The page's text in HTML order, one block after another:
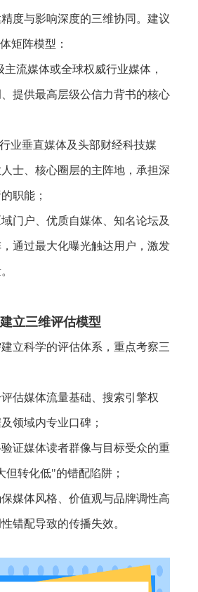
度与影响深度的三维协同。建议
矩阵模型：
流媒体或全球权威行业媒体，
提供最高层级公信力背书的核心
业垂直媒体及头部财经科技媒
士、核心圈层的主阵地，承担深
职能；
门户、优质自媒体、知名论坛及
通过最大化曝光触达用户，激发
立三维评估模型
立科学的评估体系，重点考察三
估媒体流量基础、搜索引擎权
领域内专业口碑；
证媒体读者群像与目标受众的重
但转化低"的错配陷阱；
媒体风格、价值观与品牌调性高
错配导致的传播失效。